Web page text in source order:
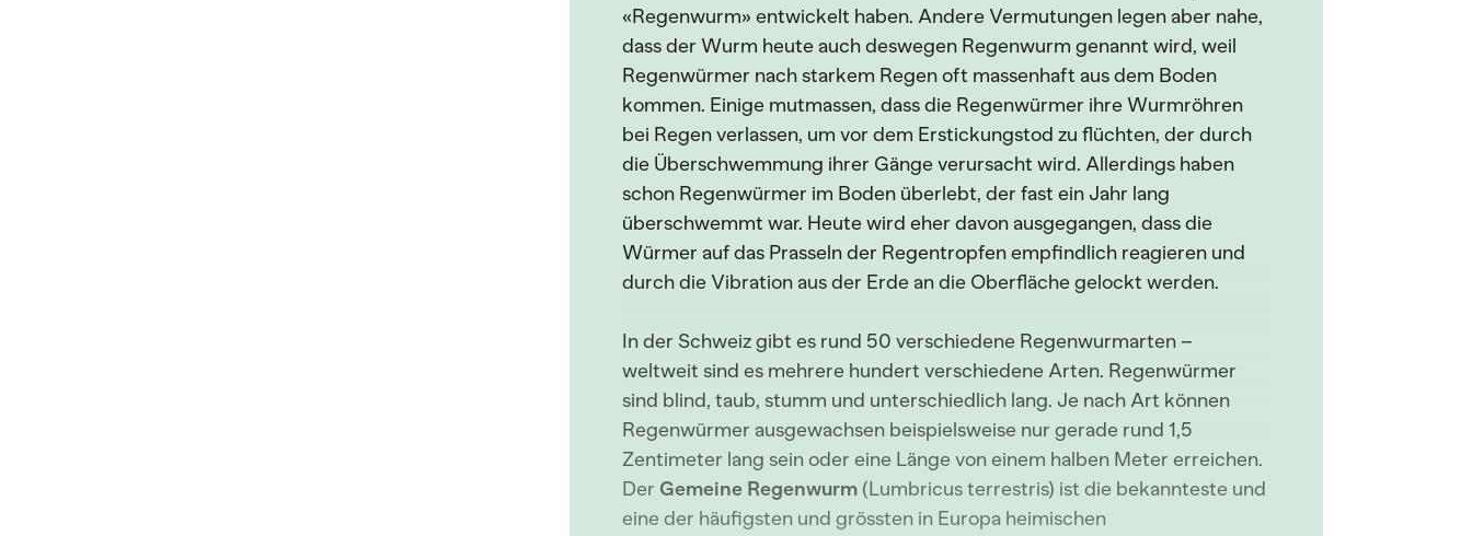
«Regenwurm» entwickelt haben. Andere Vermutungen legen aber nahe,
dass der Wurm heute auch deswegen Regenwurm genannt wird, weil
Regenwürmer nach starkem Regen oft massenhaft aus dem Boden
kommen. Einige mutmassen, dass die Regenwürmer ihre Wurmröhren
bei Regen verlassen, um vor dem Erstickungstod zu flüchten, der durch
die Überschwemmung ihrer Gänge verursacht wird. Allerdings haben
schon Regenwürmer im Boden überlebt, der fast ein Jahr lang
überschwemmt war. Heute wird eher davon ausgegangen, dass die
Würmer auf das Prasseln der Regentropfen empfindlich reagieren und
durch die Vibration aus der Erde an die Oberfläche gelockt werden.
In der Schweiz gibt es rund 50 verschiedene Regenwurmarten –
weltweit sind es mehrere hundert verschiedene Arten. Regenwürmer
sind blind, taub, stumm und unterschiedlich lang. Je nach Art können
Regenwürmer ausgewachsen beispielsweise nur gerade rund 1,5
Zentimeter lang sein oder eine Länge von einem halben Meter erreichen.
Der Gemeine Regenwurm (Lumbricus terrestris) ist die bekannteste und
eine der häufigsten und grössten in Europa heimischen